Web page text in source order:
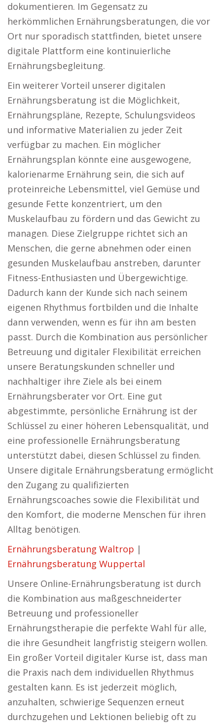
dokumentieren. Im Gegensatz zu
herkömmlichen Ernährungsberatungen, die vor
Ort nur sporadisch stattfinden, bietet unsere
digitale Plattform eine kontinuierliche
Ernährungsbegleitung.
Ein weiterer Vorteil unserer digitalen
Ernährungsberatung ist die Möglichkeit,
Ernährungspläne, Rezepte, Schulungsvideos
und informative Materialien zu jeder Zeit
verfügbar zu machen. Ein möglicher
Ernährungsplan könnte eine ausgewogene,
kalorienarme Ernährung sein, die sich auf
proteinreiche Lebensmittel, viel Gemüse und
gesunde Fette konzentriert, um den
Muskelaufbau zu fördern und das Gewicht zu
managen. Diese Zielgruppe richtet sich an
Menschen, die gerne abnehmen oder einen
gesunden Muskelaufbau anstreben, darunter
Fitness-Enthusiasten und Übergewichtige.
Dadurch kann der Kunde sich nach seinem
eigenen Rhythmus fortbilden und die Inhalte
dann verwenden, wenn es für ihn am besten
passt. Durch die Kombination aus persönlicher
Betreuung und digitaler Flexibilität erreichen
unsere Beratungskunden schneller und
nachhaltiger ihre Ziele als bei einem
Ernährungsberater vor Ort. Eine gut
abgestimmte, persönliche Ernährung ist der
Schlüssel zu einer höheren Lebensqualität, und
eine professionelle Ernährungsberatung
unterstützt dabei, diesen Schlüssel zu finden.
Unsere digitale Ernährungsberatung ermöglicht
den Zugang zu qualifizierten
Ernährungscoaches sowie die Flexibilität und
den Komfort, die moderne Menschen für ihren
Alltag benötigen.
Ernährungsberatung Waltrop |
Ernährungsberatung Wuppertal
Unsere Online-Ernährungsberatung ist durch
die Kombination aus maßgeschneiderter
Betreuung und professioneller
Ernährungstherapie die perfekte Wahl für alle,
die ihre Gesundheit langfristig steigern wollen.
Ein großer Vorteil digitaler Kurse ist, dass man
die Praxis nach dem individuellen Rhythmus
gestalten kann. Es ist jederzeit möglich,
anzuhalten, schwierige Sequenzen erneut
durchzugehen und Lektionen beliebig oft zu